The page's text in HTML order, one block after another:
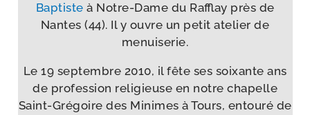
Baptiste à Notre-​Dame du Rafflay près de
Nantes (44). Il y ouvre un petit ate­lier de
menuiserie.
Le 19 sep­tembre 2010, il fête ses soixante ans
de pro­fes­sion reli­gieuse en notre cha­pelle
Saint-​Grégoire des Minimes à Tours, entou­ré de